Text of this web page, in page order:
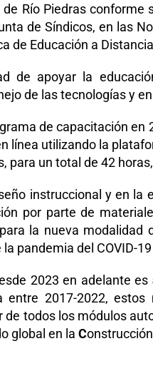
Río Piedras
de Síndicos, en las
de Educación a
de apoyar la
de las tecnologías y
de capacitación
línea utilizando la
para un total de 42
instruccional y en la
por parte de
la nueva
pandemia del COVID-
2023 en adelante es
entre 2017-2022,
todos los módulos
global en la C